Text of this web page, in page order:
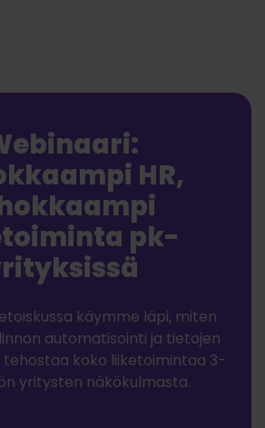
HR,
pk-
käymme läpi, miten
automatisointi ja tietojen
koko liiketoimintaa 3-
yritysten näkökulmasta.